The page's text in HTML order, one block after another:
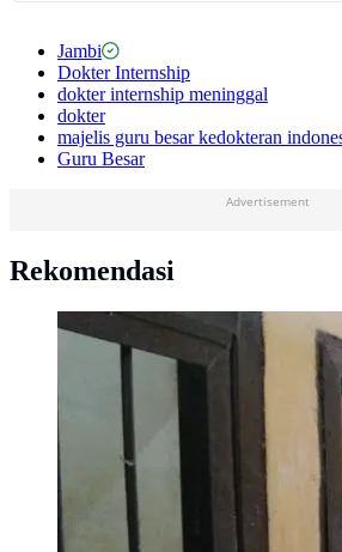
Jambi
Dokter Internship
dokter internship meninggal
dokter
majelis guru besar kedokteran
Guru Besar
Advertisement
Rekomendasi